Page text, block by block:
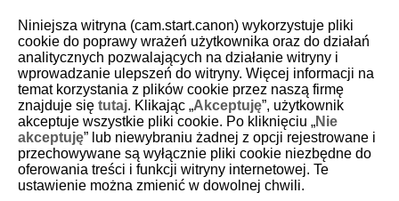
D180-060
Ustawienia czułości ISO dla zdjęć
Zakres czułości ISO ustawiany ręcznie
Zakres czułości ISO używany dla funkcji automatyczna czułość
Niniejsza witryna (cam.start.canon) wykorzystuje pliki
cookie do poprawy wrażeń użytkownika oraz do działań
analitycznych pozwalających na działanie witryny i
wprowadzanie ulepszeń do witryny. Więcej informacji na
temat korzystania z plików cookie przez naszą firmę
znajduje się tutaj. Klikając „Akceptuję”, użytkownik
akceptuje wszystkie pliki cookie. Po kliknięciu „Nie
akceptuję” lub niewybraniu żadnej z opcji rejestrowane i
przechowywane są wyłącznie pliki cookie niezbędne do
oferowania treści i funkcji witryny internetowej. Te
ustawienie można zmienić w dowolnej chwili.